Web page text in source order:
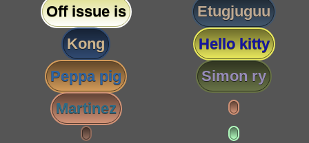
Off issue is
Etugjuguu
Kong
Hello kitty
Peppa pig
Simon ry
Martinez